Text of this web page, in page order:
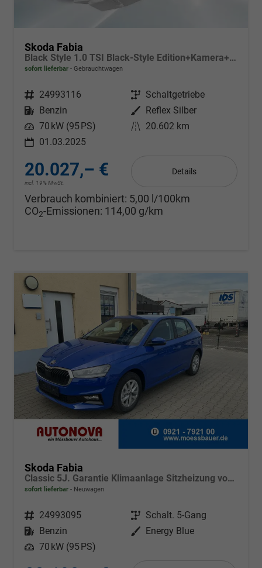
Skoda Fabia
Black Style 1.0 TSI Black-Style Edition+Kamera+Sitzheizung+Tempomat+LED
sofort lieferbar Gebrauchtwagen
Fahrzeugnr. 24993116 Getriebe Schaltgetriebe
Kraftstoff
Benzin Außenfarbe
Reflex Silber
Leistung 70 kW (95 PS) Kilometerstand 20.602 km
01.03.2025
20.027,– €
incl. 19% MwSt.
Details
Verbrauch kombiniert: 5,00 l/100km
CO2-Emissionen: 114,00 g/km
Skoda Fabia
Classic 5J. Garantie Klimaanlage Sitzheizung vorn Virtuelles Cockpit Kamera PDC v+h
sofort lieferbar Neuwagen
Fahrzeugnr. 24993095 Getriebe Schalt. 5-Gang
Kraftstoff
Benzin Außenfarbe
Energy Blue
Leistung 70 kW (95 PS)